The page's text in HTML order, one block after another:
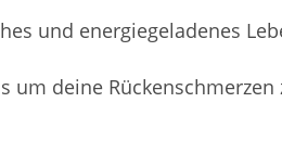
und energiegeladenes
um deine